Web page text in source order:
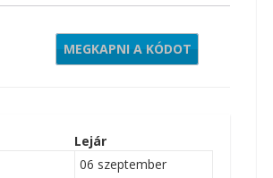
VPNFOOT
MEGKAPNI A KÓDOT
Lejár
06 szeptember